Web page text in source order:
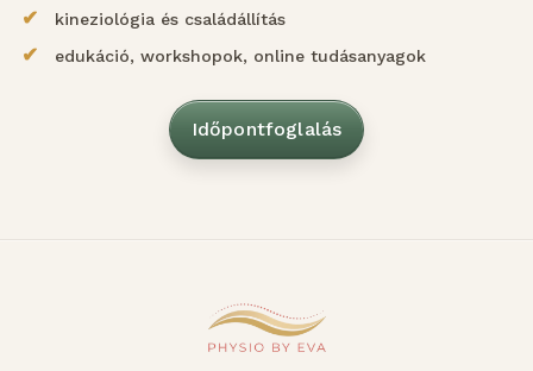
kineziológia és családállítás
edukáció, workshopok, online tudásanyagok
Időpontfoglalás